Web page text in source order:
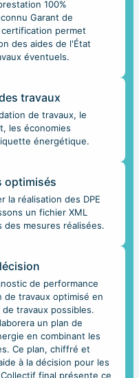
100%
Garant de
permet
des aides de l'État
éventuels.
travaux
de travaux, le
les économies
énergétique.
optimisés
la réalisation des DPE
un fichier XML
mesures réalisées.
de performance
de travaux optimisé en
travaux possibles.
un plan de
en combinant les
Ce plan, chiffré et
à la décision pour les
final présente ce